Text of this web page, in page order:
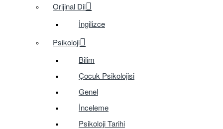
Orijinal Dil
İngilizce
Psikoloji
Bilim
Çocuk Psikolojisi
Genel
İnceleme
Psikoloji Tarihi